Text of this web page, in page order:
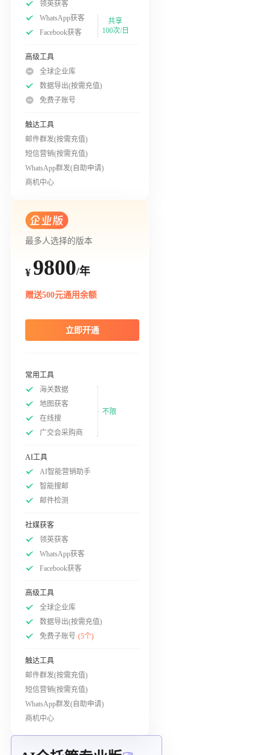
领英获客
WhatsApp获客
Facebook获客
共享
100次/日
高级工具
全球企业库
数据导出(按需充值)
免费子账号
触达工具
邮件群发(按需充值)
短信营销(按需充值)
WhatsApp群发(自助申请)
商机中心
最多人选择的版本
¥ 9800/年
赠送500元通用余额
立即开通
常用工具
海关数据
地图获客
在线搜
广交会采购商
不限
AI工具
AI智能营销助手
智能搜邮
邮件检测
社媒获客
领英获客
WhatsApp获客
Facebook获客
高级工具
全球企业库
数据导出(按需充值)
免费子账号 (5个)
触达工具
邮件群发(按需充值)
短信营销(按需充值)
WhatsApp群发(自助申请)
商机中心